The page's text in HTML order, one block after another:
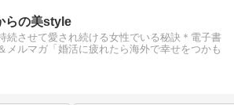
らの美style
続させて愛され続ける女性でいる秘訣＊電子書
メルマガ「婚活に疲れたら海外で幸せをつかも